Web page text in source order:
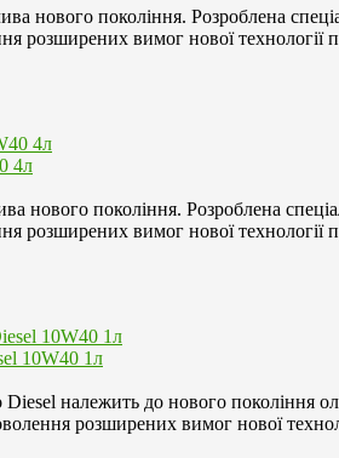
нового покоління. Розроблена
розширених вимог нової
4л
нового покоління. Розроблена
розширених вимог нової
10W40 1л
належить до нового покоління
розширених вимог нової